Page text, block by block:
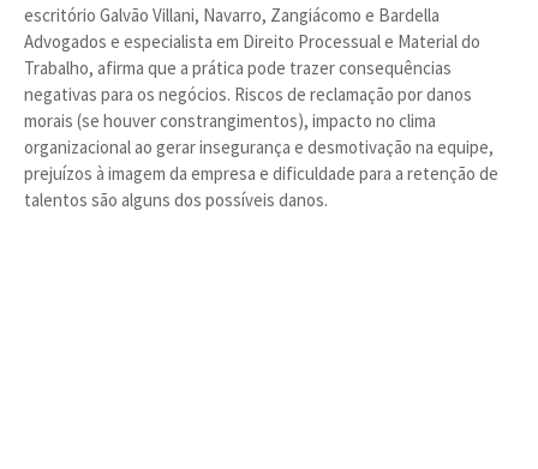
escritório Galvão Villani, Navarro, Zangiácomo e Bardella
Advogados e especialista em Direito Processual e Material do
Trabalho, afirma que a prática pode trazer consequências
negativas para os negócios. Riscos de reclamação por danos
morais (se houver constrangimentos), impacto no clima
organizacional ao gerar insegurança e desmotivação na equipe,
prejuízos à imagem da empresa e dificuldade para a retenção de
talentos são alguns dos possíveis danos.